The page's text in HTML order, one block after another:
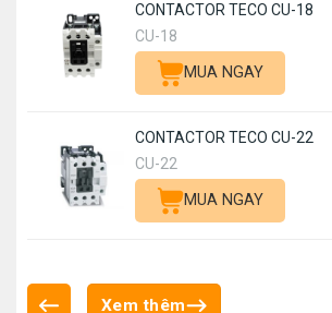
CONTACTOR TECO CU-18
CU-18
MUA NGAY
CONTACTOR TECO CU-22
CU-22
MUA NGAY
Xem thêm